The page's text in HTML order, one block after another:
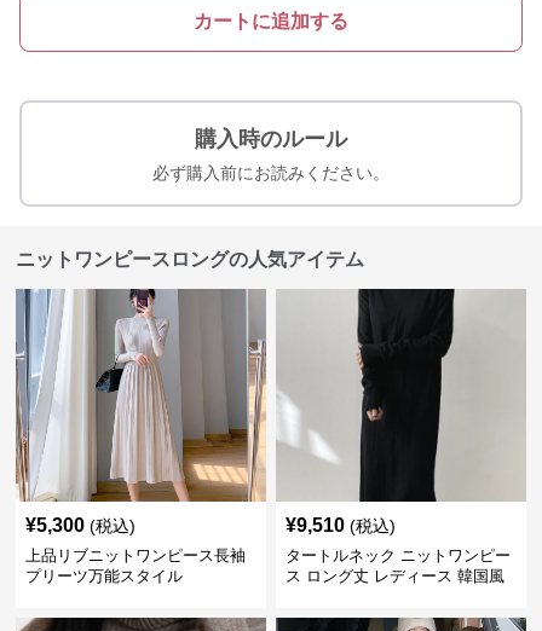
カートに追加する
購入時のルール
必ず購入前にお読みください。
ニットワンピースロングの人気アイテム
¥5,300 (税込)
上品リブニットワンピース長袖
プリーツ万能スタイル
¥9,510 (税込)
タートルネック ニットワンピー
ス ロング丈 レディース 韓国風